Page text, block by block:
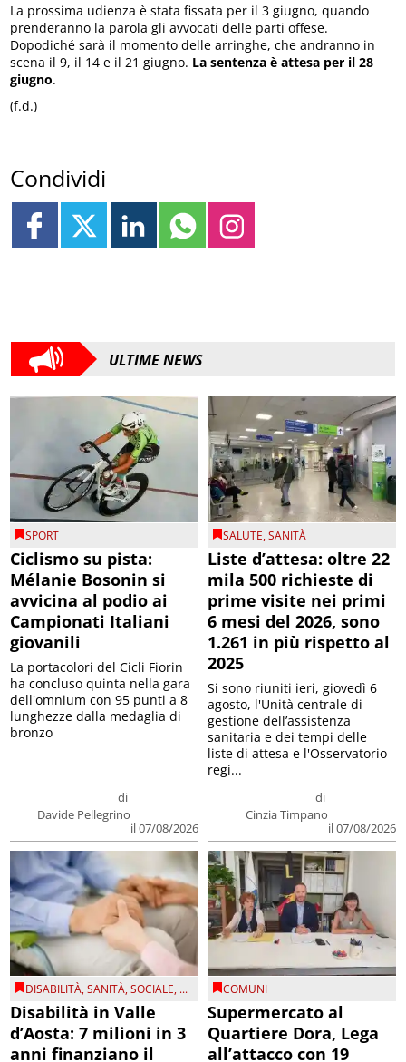
La prossima udienza è stata fissata per il 3 giugno, quando
prenderanno la parola gli avvocati delle parti offese.
Dopodiché sarà il momento delle arringhe, che andranno in
scena il 9, il 14 e il 21 giugno. La sentenza è attesa per il 28
giugno.
(f.d.)
Condividi
ULTIME NEWS
SPORT
Ciclismo su pista:
Mélanie Bosonin si
avvicina al podio ai
Campionati Italiani
giovanili
di
Davide Pellegrino
il 07/08/2026
La portacolori del Cicli Fiorin
ha concluso quinta nella gara
dell'omnium con 95 punti a 8
lunghezze dalla medaglia di
bronzo
SALUTE,SANITÀ
Liste d’attesa: oltre 22
mila 500 richieste di
prime visite nei primi
6 mesi del 2026, sono
1.261 in più rispetto al
2025
di
Cinzia Timpano
il 07/08/2026
Si sono riuniti ieri, giovedì 6
agosto, l'Unità centrale di
gestione dell’assistenza
sanitaria e dei tempi delle
liste di attesa e l'Osservatorio
regi...
DISABILITÀ,SANITÀ,SOCIALE, ...
Disabilità in Valle
d’Aosta: 7 milioni in 3
anni finanziano il
COMUNI
Supermercato al
Quartiere Dora, Lega
all’attacco con 19